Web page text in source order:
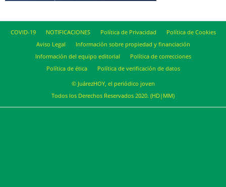
COVID-19 NOTIFICACIONES Política de Privacidad
Política de Cookies
Aviso Legal
Información sobre propiedad y financiación
Información del equipo editorial
Política de correcciones
Política de ética
Política de verificación de datos
© JuárezHOY, el periódico joven
Todos los Derechos Reservados 2020. (HD|MM)